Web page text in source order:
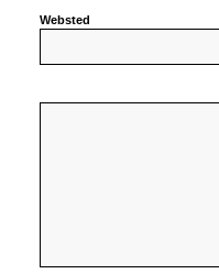
Websted